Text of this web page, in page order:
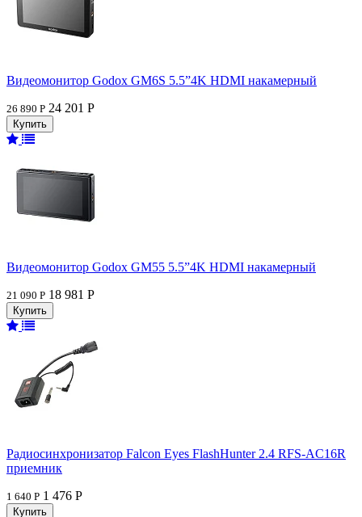
Видеомонитор Godox GM6S 5.5”4K HDMI накамерный
26 890 Р 24 201 Р
Видеомонитор Godox GM55 5.5”4K HDMI накамерный
21 090 Р 18 981 Р
Радиосинхронизатор Falcon Eyes FlashHunter 2.4 RFS-AC16R
приемник
1 640 Р 1 476 Р